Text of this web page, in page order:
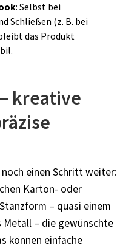
: Selbst bei
Schließen (z. B. bei
das Produkt
kreative
einen Schritt weiter:
Karton- oder
– quasi einem
Metall – die gewünschte
können einfache